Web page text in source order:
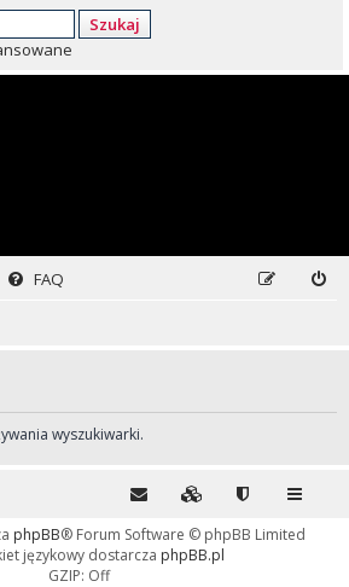
Szukaj
FAQ
wyszukiwarki.
phpBB® Forum Software © phpBB Limited
językowy dostarcza phpBB.pl
GZIP: Off